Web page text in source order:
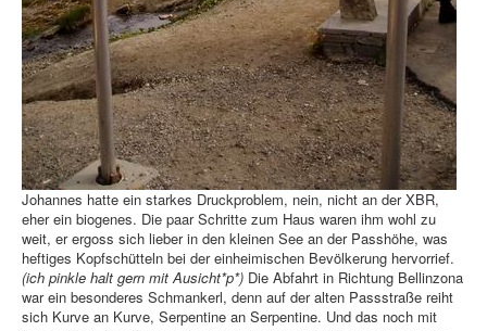
Johannes hatte ein starkes Druckproblem, nein, nicht an der XBR,
eher ein biogenes. Die paar Schritte zum Haus waren ihm wohl zu
weit, er ergoss sich lieber in den kleinen See an der Passhöhe, was
heftiges Kopfschütteln bei der einheimischen Bevölkerung hervorrief.
(ich pinkle halt gern mit Ausicht*p*) Die Abfahrt in Richtung Bellinzona
war ein besonderes Schmankerl, denn auf der alten Passstraße reiht
sich Kurve an Kurve, Serpentine an Serpentine. Und das noch mit